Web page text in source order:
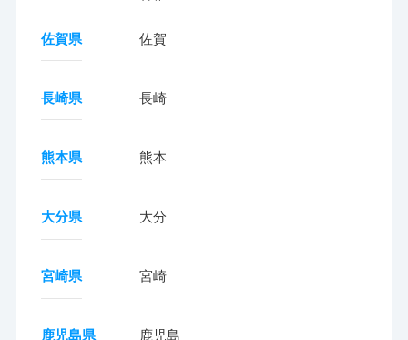
佐賀県 佐賀
長崎県 長崎
熊本県 熊本
大分県 大分
宮崎県 宮崎
鹿児島県 鹿児島